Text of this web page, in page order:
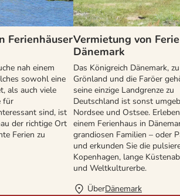
Ferienhäuser
nah einem
sowohl eine
als auch viele
für
sind, ist
der richtige Ort
Ferien zu
Vermietung von
Dänemark
Das Königreich Dänemark,
Grönland und die Faröer
seine einzige Landgrenze zu
Deutschland ist sonst
Nordsee und Ostsee.
einem Ferienhaus in
grandiosen Familien – oder
und erkunden Sie die
Kopenhagen, lange
und Weltkulturerbe.
ÜberDänemark